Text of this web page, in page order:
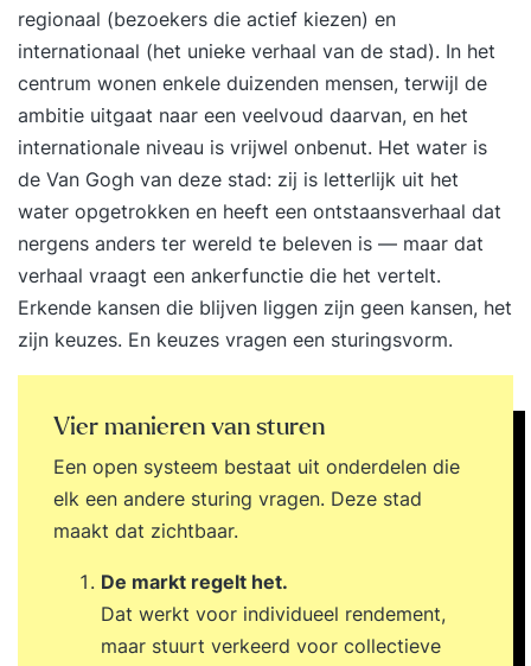
regionaal (bezoekers die actief kiezen) en
internationaal (het unieke verhaal van de stad). In het
centrum wonen enkele duizenden mensen, terwijl de
ambitie uitgaat naar een veelvoud daarvan, en het
internationale niveau is vrijwel onbenut. Het water is
de Van Gogh van deze stad: zij is letterlijk uit het
water opgetrokken en heeft een ontstaansverhaal dat
nergens anders ter wereld te beleven is — maar dat
verhaal vraagt een ankerfunctie die het vertelt.
Erkende kansen die blijven liggen zijn geen kansen, het
zijn keuzes. En keuzes vragen een sturingsvorm.
Vier manieren van sturen
Een open systeem bestaat uit onderdelen die
elk een andere sturing vragen. Deze stad
maakt dat zichtbaar.
De markt regelt het.
Dat werkt voor individueel rendement,
maar stuurt verkeerd voor collectieve